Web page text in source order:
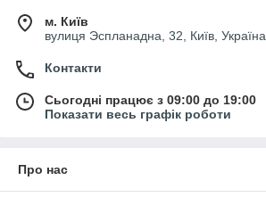
м. Київ
вулиця Эспланадна, 32, Київ, Україна
Контакти
Сьогодні працює з 09:00 до 19:00
Показати весь графік роботи
Про нас